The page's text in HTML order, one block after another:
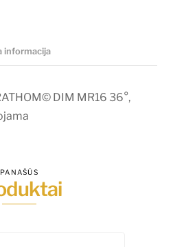
informacija
DIM MR16 36°,
PANAŠŪS